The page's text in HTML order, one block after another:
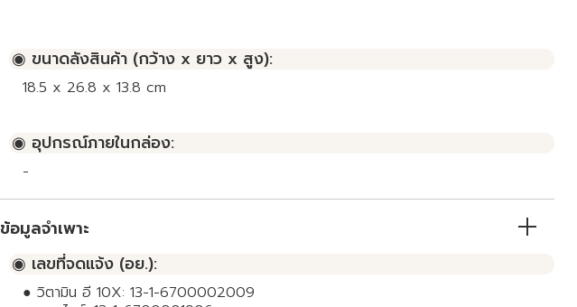
◉ ขนาดลังสินค้า (กว้าง x ยาว x สูง):
18.5 x 26.8 x 13.8 cm
◉ อุปกรณ์ภายในกล่อง:
-
ข้อมูลจำเพาะ
◉ เลขที่จดแจ้ง (อย.):
● วิตามิน อี 10X: 13-1-6700002009